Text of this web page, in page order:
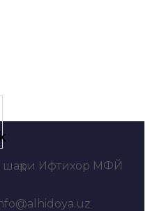
шаҳри Ифтихор МФЙ